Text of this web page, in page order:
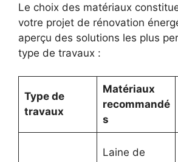
Le choix des matériaux
votre projet de rénovation
aperçu des solutions les plus
type de travaux :
Type de
travaux
Matériaux
recommandé
s
Laine de